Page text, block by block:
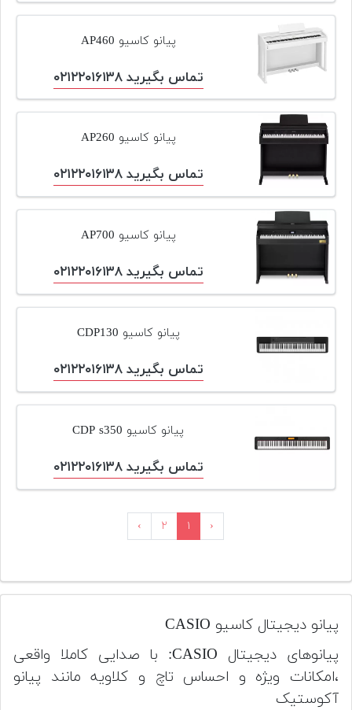
پیانو کاسیو AP460
تماس بگیرید ۰۲۱۲۲۰۱۶۱۳۸
پیانو کاسیو AP260
تماس بگیرید ۰۲۱۲۲۰۱۶۱۳۸
پیانو کاسیو AP700
تماس بگیرید ۰۲۱۲۲۰۱۶۱۳۸
پیانو کاسیو CDP130
تماس بگیرید ۰۲۱۲۲۰۱۶۱۳۸
پیانو کاسیو CDP s350
تماس بگیرید ۰۲۱۲۲۰۱۶۱۳۸
‹ ۱ ۲ ›
پیانو دیجیتال کاسیو CASIO
پیانوهای دیجیتال CASIO: با صدایی کاملا واقعی
،امکانات ویژه و احساس تاچ و کلاویه مانند پیانو
آکوستیک